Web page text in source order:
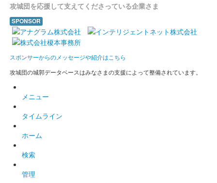
上田城 御城印
販売終了
上田城 御城印 令和5年冬版
販売終了
上田城 御城印
販売終了
令和5年秋版からもみじスタンプの色が変更になっている。
攻城団を応援して支えてくださっている企業さま
SPONSOR
スポンサーからのメッセージや紹介はこちら
攻城団の城郭データベースはみなさまの支援によって整備されています。
メニュー
タイムライン
ホーム
検索
管理